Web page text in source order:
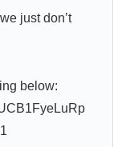
just don’t
below: